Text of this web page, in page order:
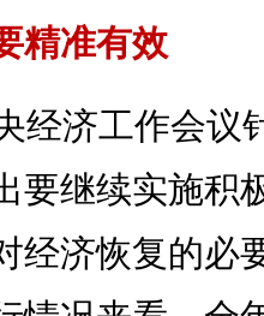
精准有效
经济工作会议
要继续实施积
经济恢复的必